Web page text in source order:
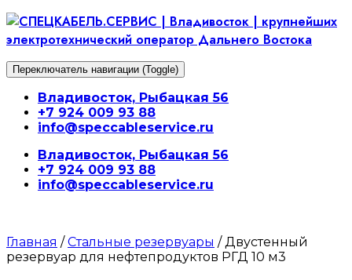
Перейти
к
содержимому
Переключатель навигации (Toggle)
Владивосток, Рыбацкая 56
+7 924 009 93 88
info@speccableservice.ru
Владивосток, Рыбацкая 56
+7 924 009 93 88
info@speccableservice.ru
Главная /Стальные резервуары / Двустенный
резервуар для нефтепродуктов РГД 10 м3